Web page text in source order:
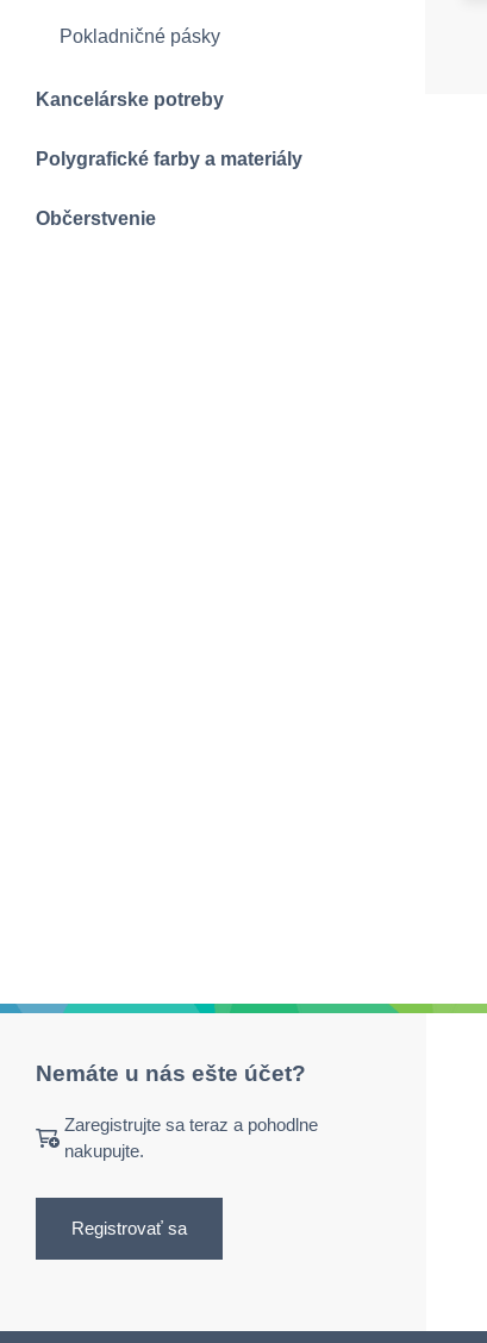
Pokladničné pásky
Kancelárske potreby
Polygrafické farby a materiály
Občerstvenie
Nemáte u nás ešte účet?
Zaregistrujte sa teraz a pohodlne
nakupujte.
Registrovať sa